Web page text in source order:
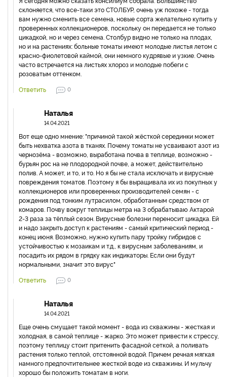
склоняется, что все-таки это СТОЛБУР, очень уж похоже - тогда
вам нужно сменить все семена, новые сорта желательно купить у
проверенных коллекционеров, поскольку он передается не только
цикадкой, но и через семена. Столбур видно не только на плодах,
но и на растениях: больные томаты имеют молодые листья летом с
красно-фиолетовой каймой, они немного кудрявые и узкие. Очень
часто встречается на листьях хлороз и молодые побеги с
розоватым оттенком.
Ответить
0
Наталья
14.04.2021
Вот еще одно мнение: "причиной такой жёсткой серединки может
быть нехватка азота в тканях. Почему томаты не усваивают азот из
чернозёма - возможно, выработана почва в теплице, возможно -
бурьян рос на не плодородной почве, а может, действительно
полив. А может, и то, и то. Но я бы не стала исключать и вирусные
повреждения томатов. Поэтому я бы выращивала их из покупных у
коллекционеров или проверенных производителей семян - с
рождения под тонким лутрасилом, обработанным средством от
комаров. Почву вокруг теплицы метра на 3 обрабатываю Актарой
2-3 раза за тёплый сезон. Вирусные болезни переносит цикадка. Ей
и надо закрыть доступ к растениям - самый критический период -
конец июня. Возможно, нужно купить пару тройку гибридов с
устойчивостью к мозаикам и т.д., к вирусным заболеваниям, и
посадить их рядом в грядку как индикаторы. Если они будут
нормальными, значит это вирус"
Ответить
0
Наталья
14.04.2021
Еще очень смущает такой момент - вода из скважины - жесткая и
холодная, в самой теплице - жарко. Это может привести к стрессу,
поэтому теплицу стоит притенить фасадной сеткой, а поливать
растения только теплой, отстоянной водой. Причем речная мягкая
намного предпочтительнее жесткой воде из скважины. И мульчу
хорошо бы положить томатам в ноги.